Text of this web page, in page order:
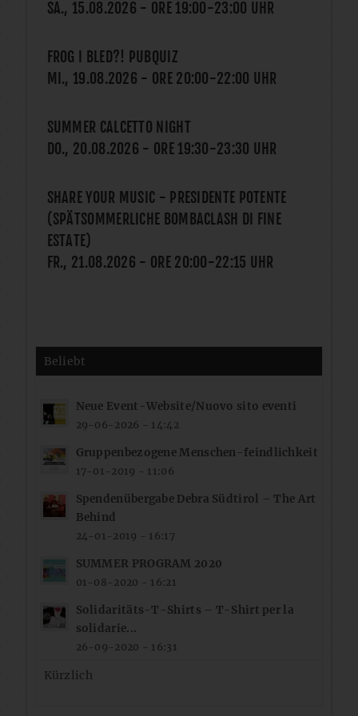
SA., 15.08.2026 - ORE 19:00-23:00 UHR
FROG I BLED?! PUBQUIZ
MI., 19.08.2026 - ORE 20:00-22:00 UHR
SUMMER CALCETTO NIGHT
DO., 20.08.2026 - ORE 19:30-23:30 UHR
SHARE YOUR MUSIC - PRESIDENTE POTENTE
(SPÄTSOMMERLICHE BOMBACLASH DI FINE
ESTATE)
FR., 21.08.2026 - ORE 20:00-22:15 UHR
Beliebt
Neue Event-Website/Nuovo sito eventi
29-06-2026 - 14:42
Gruppenbezogene Menschen-feindlichkeit
17-01-2019 - 11:06
Spendenübergabe Debra Südtirol – The Art
Behind
24-01-2019 - 16:17
SUMMER PROGRAM 2020
01-08-2020 - 16:21
Solidaritäts-T-Shirts – T-Shirt per la
solidarie...
26-09-2020 - 16:31
Kürzlich